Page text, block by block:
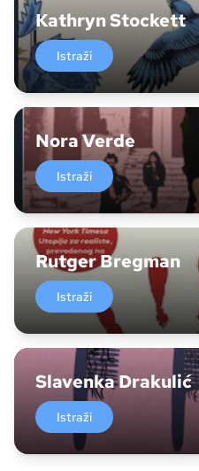
Kathryn Stockett
Istraži
Nora Verde
Istraži
Rutger Bregman
Istraži
Slavenka Drakulić
Istraži